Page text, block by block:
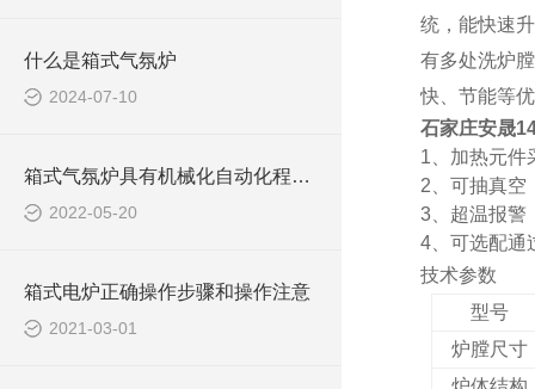
什么是箱式气氛炉
2024-07-10
箱式气氛炉具有机械化自动化程度的特征
2022-05-20
箱式电炉正确操作步骤和操作注意
2021-03-01
统，能快速
有多处洗炉
快、节能等
石家庄安晟
1、加热元件
2、可抽真空
3、超温报警
4、可选配通
技术参数
型号
炉膛尺寸